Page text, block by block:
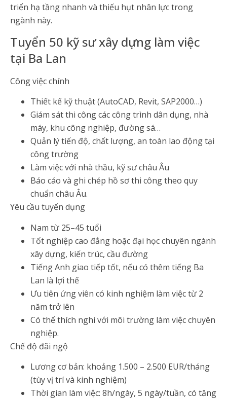
triển hạ tầng nhanh và thiếu hụt nhân lực trong
ngành này.
Tuyển 50 kỹ sư xây dựng làm việc
tại Ba Lan
Công việc chính
Thiết kế kỹ thuật (AutoCAD, Revit, SAP2000…)
Giám sát thi công các công trình dân dụng, nhà
máy, khu công nghiệp, đường sá…
Quản lý tiến độ, chất lượng, an toàn lao động tại
công trường
Làm việc với nhà thầu, kỹ sư châu Âu
Báo cáo và ghi chép hồ sơ thi công theo quy
chuẩn châu Âu.
Yêu cầu tuyển dụng
Nam từ 25–45 tuổi
Tốt nghiệp cao đẳng hoặc đại học chuyên ngành
xây dựng, kiến trúc, cầu đường
Tiếng Anh giao tiếp tốt, nếu có thêm tiếng Ba
Lan là lợi thế
Ưu tiên ứng viên có kinh nghiệm làm việc từ 2
năm trở lên
Có thể thích nghi với môi trường làm việc chuyên
nghiệp.
Chế độ đãi ngộ
Lương cơ bản: khoảng 1.500 – 2.500 EUR/tháng
(tùy vị trí và kinh nghiệm)
Thời gian làm việc: 8h/ngày, 5 ngày/tuần, có tăng